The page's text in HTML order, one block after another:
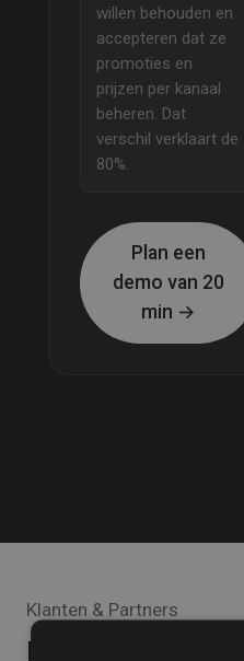
willen behouden en
accepteren dat ze
promoties en
prijzen per kanaal
beheren. Dat
verschil verklaart de
80%.
Plan een
demo van 20
min →
Klanten & Partners
Neem het niet